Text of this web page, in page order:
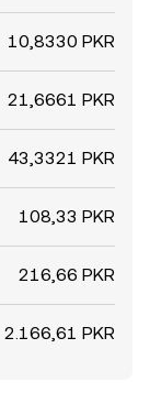
10,8330 PKR
21,6661 PKR
43,3321 PKR
108,33 PKR
216,66 PKR
2.166,61 PKR